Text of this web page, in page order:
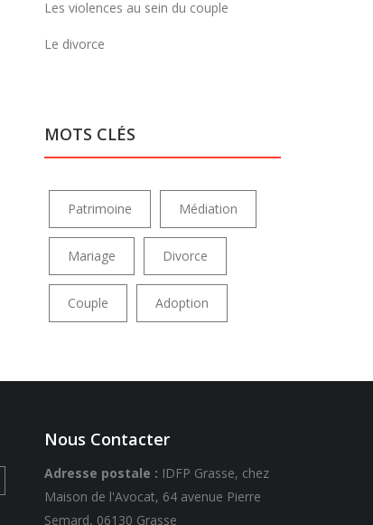
Les violences au sein du couple
Le divorce
MOTS CLÉS
Patrimoine Médiation
Mariage Divorce
Couple Adoption
Nous Contacter
Adresse postale : IDFP Grasse, chez
Maison de l'Avocat, 64 avenue Pierre
Semard, 06130 Grasse